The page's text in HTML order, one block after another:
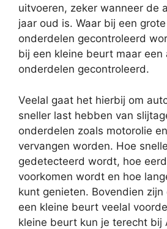
uitvoeren, zeker wanneer de
jaar oud is. Waar bij een
onderdelen gecontroleerd
bij een kleine beurt maar een
onderdelen gecontroleerd.
Veelal gaat het hierbij om
sneller last hebben van
onderdelen zoals motorolie
vervangen worden. Hoe
gedetecteerd wordt, hoe
voorkomen wordt en hoe
kunt genieten. Bovendien zijn
een kleine beurt veelal
kleine beurt kun je terecht bij